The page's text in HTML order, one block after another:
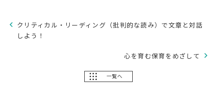
クリティカル・リーディング（批判的な読み）で文章と対話
しよう！
心を育む保育をめざして
一覧へ